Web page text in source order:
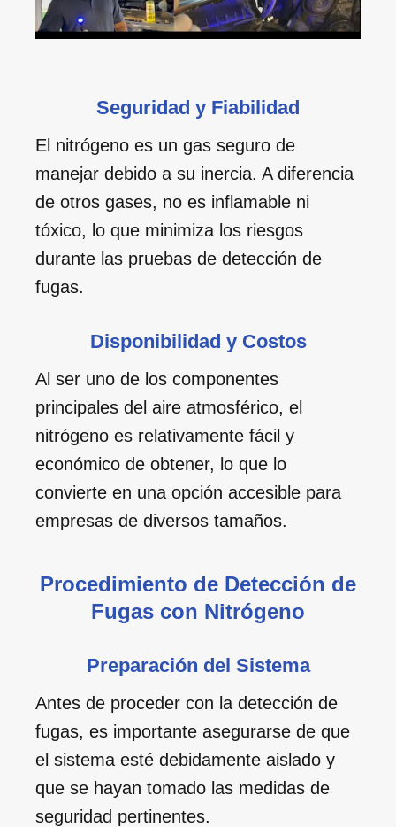
Seguridad y Fiabilidad
El nitrógeno es un gas seguro de
manejar debido a su inercia. A diferencia
de otros gases, no es inflamable ni
tóxico, lo que minimiza los riesgos
durante las pruebas de detección de
fugas.
Disponibilidad y Costos
Al ser uno de los componentes
principales del aire atmosférico, el
nitrógeno es relativamente fácil y
económico de obtener, lo que lo
convierte en una opción accesible para
empresas de diversos tamaños.
Procedimiento de Detección de
Fugas con Nitrógeno
Preparación del Sistema
Antes de proceder con la detección de
fugas, es importante asegurarse de que
el sistema esté debidamente aislado y
que se hayan tomado las medidas de
seguridad pertinentes.